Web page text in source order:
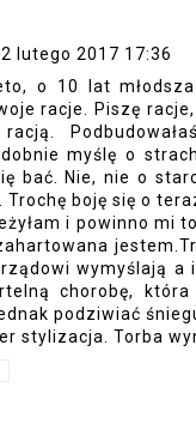
2 lutego 2017 17:36
o 10 lat
racje. Piszę
myślę o
bać. Nie, nie o
boję się o
i powinno mi
wymyślają a
chorobę, która
podziwiać
stylizacja. Torba